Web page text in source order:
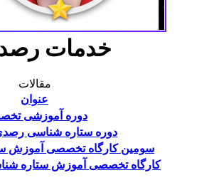
خدمات
مقالات
عنوان
دوره آموزشی
دوره ستاره شناسی
سومین کارگاه تخصصی آموزش
کارگاه تخصصی آموزش ستاره شناسی